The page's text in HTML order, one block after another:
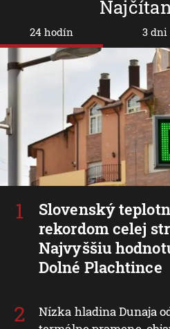
24 hodín
Slovenský
rekordom celej
Najvyššiu
Dolné Plachtince
Nízka hladina Dunaja
3 dni